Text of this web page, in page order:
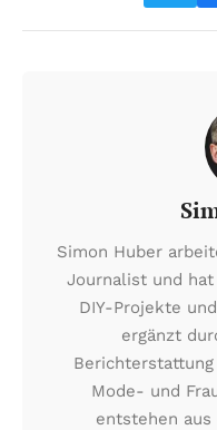
Simon Huber
Journalist und
DIY-Projekte
ergänzt
Mode- und
entstehen aus